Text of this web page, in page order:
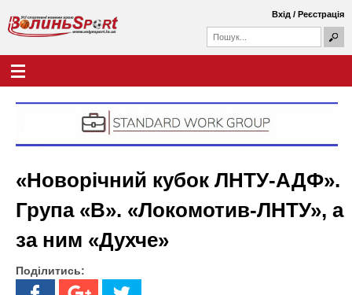
вмісту
В
о
н
ь
S
p
о
у
к
о
в
а
о
р
м
о
ш
Вхід / Реєстрація
«Новорічний кубок ЛНТУ-АДФ».
Група «В». «Локомотив-ЛНТУ», а
за ним «Духче»
Поділитись: